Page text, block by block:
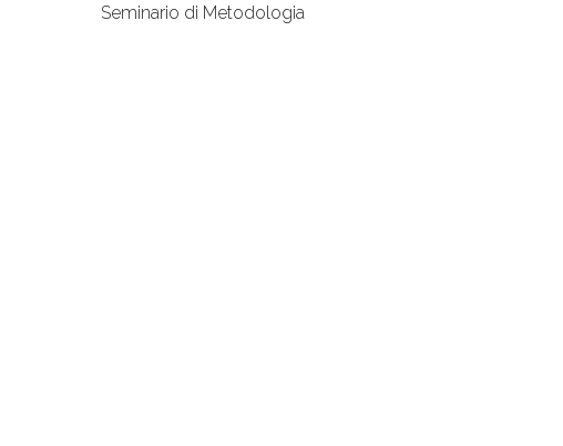
Seminario di Metodologia